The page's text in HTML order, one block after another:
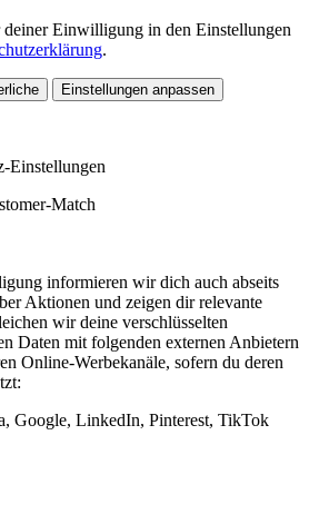
Einwilligung in den Einstellungen
.
Einstellungen anpassen
Einstellungen
Match
informieren wir dich auch abseits
Aktionen und zeigen dir relevante
wir deine verschlüsselten
Daten mit folgenden externen Anbietern
Online-Werbekanäle, sofern du deren
Google, LinkedIn, Pinterest, TikTok